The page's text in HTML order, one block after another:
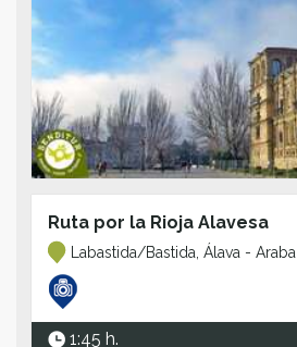
Ruta por la Rioja Alavesa
Labastida/Bastida, Álava - Araba
1:45 h.